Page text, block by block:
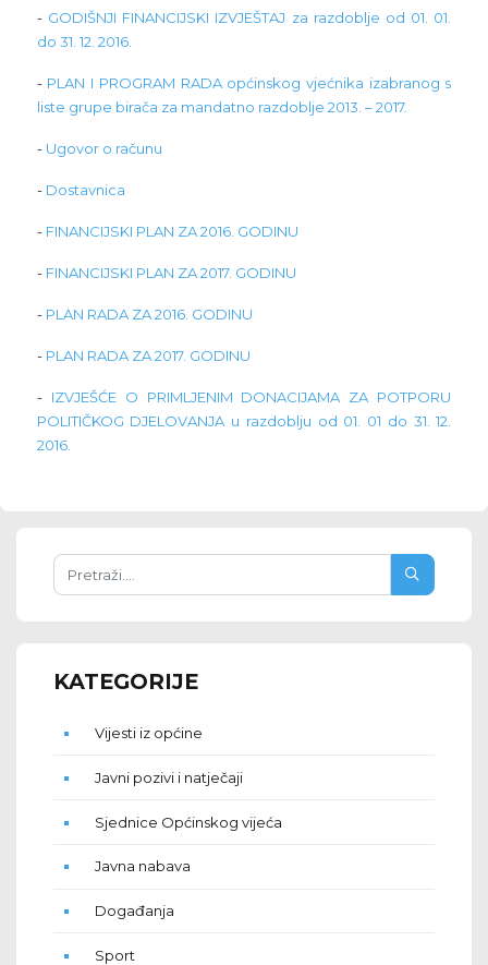
- GODIŠNJI FINANCIJSKI IZVJEŠTAJ za razdoblje od 01. 01.
do 31. 12. 2016.
- PLAN I PROGRAM RADA općinskog vjećnika izabranog s
liste grupe birača za mandatno razdoblje 2013. – 2017.
- Ugovor o računu
- Dostavnica
- FINANCIJSKI PLAN ZA 2016. GODINU
- FINANCIJSKI PLAN ZA 2017. GODINU
- PLAN RADA ZA 2016. GODINU
-PLAN RADA ZA 2017. GODINU
- IZVJEŠĆE O PRIMLJENIM DONACIJAMA ZA POTPORU
POLITIČKOG DJELOVANJA u razdoblju od 01. 01 do 31. 12.
2016.
KATEGORIJE
Vijesti iz općine
Javni pozivi i natječaji
Sjednice Općinskog vijeća
Javna nabava
Događanja
Sport